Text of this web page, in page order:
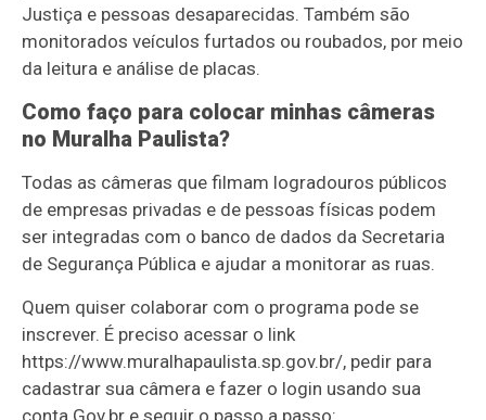
Justiça e pessoas desaparecidas. Também são
monitorados veículos furtados ou roubados, por meio
da leitura e análise de placas.
Como faço para colocar minhas câmeras
no Muralha Paulista?
Todas as câmeras que filmam logradouros públicos
de empresas privadas e de pessoas físicas podem
ser integradas com o banco de dados da Secretaria
de Segurança Pública e ajudar a monitorar as ruas.
Quem quiser colaborar com o programa pode se
inscrever. É preciso acessar o link
https://www.muralhapaulista.sp.gov.br/, pedir para
cadastrar sua câmera e fazer o login usando sua